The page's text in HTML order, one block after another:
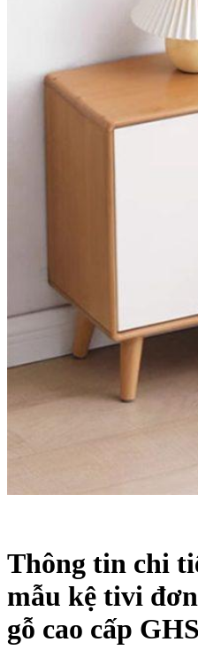
Thông tin chi
mẫu kệ tivi
gỗ cao cấp